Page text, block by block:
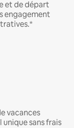
et de départ
engagement
vacances
sans frais